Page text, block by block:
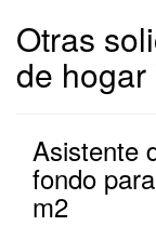
Otras
de
Asistente
fondo
m2